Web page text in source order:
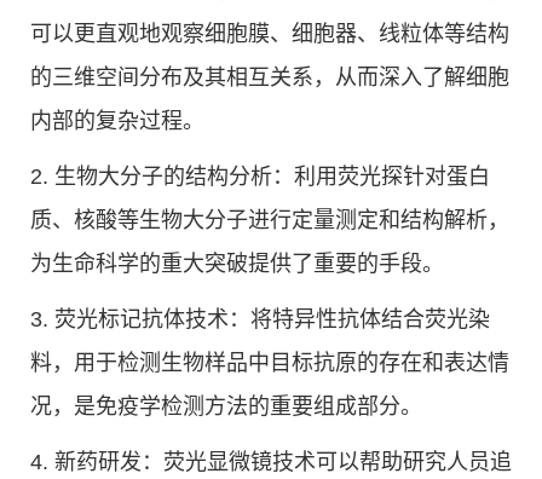
可以更直观地观察细胞膜、细胞器、线粒体等结构
的三维空间分布及其相互关系，从而深入了解细胞
内部的复杂过程。
2. 生物大分子的结构分析：利用荧光探针对蛋白
质、核酸等生物大分子进行定量测定和结构解析，
为生命科学的重大突破提供了重要的手段。
3. 荧光标记抗体技术：将特异性抗体结合荧光染
料，用于检测生物样品中目标抗原的存在和表达情
况，是免疫学检测方法的重要组成部分。
4. 新药研发：荧光显微镜技术可以帮助研究人员追